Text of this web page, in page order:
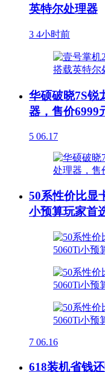
英特尔处理器
3 4小时前
华硕破晓7S锐
器，售价6999
5 06.17
50系性价比显
小预算玩家首
7 06.16
618装机省钱